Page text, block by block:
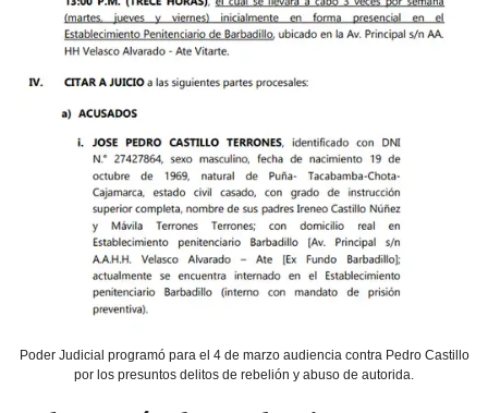
Poder Judicial programó para el 4 de marzo audiencia contra Pedro Castillo
por los presuntos delitos de rebelión y abuso de autorida.